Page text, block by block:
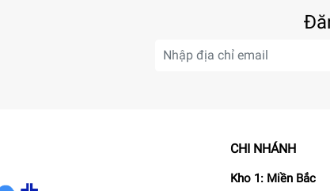
CHI NHÁNH
Kho 1: Miền Bắc